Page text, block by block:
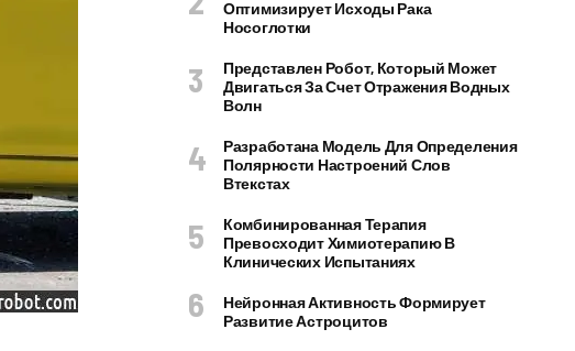
Оптимизирует Исходы Рака
Носоглотки
Представлен Робот, Который Может
Двигаться За Счет Отражения Водных
Волн
Разработана Модель Для Определения
Полярности Настроений Слов
Втекстах
Комбинированная Терапия
Превосходит Химиотерапию В
Клинических Испытаниях
Нейронная Активность Формирует
Развитие Астроцитов